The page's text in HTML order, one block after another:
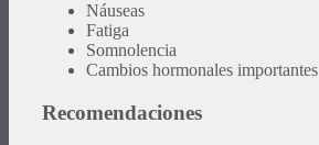
Náuseas
Fatiga
Somnolencia
Cambios hormonales importantes
Recomendaciones